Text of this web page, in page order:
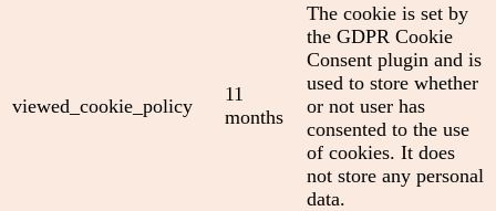
viewed_cookie_policy
11
months
The cookie is set by
the GDPR Cookie
Consent plugin and is
used to store whether
or not user has
consented to the use
of cookies. It does
not store any personal
data.